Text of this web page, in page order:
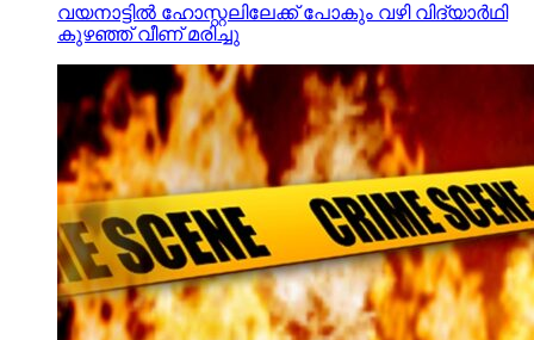
വയനാട്ടില്‍ ഹോസ്റ്റലിലേക്ക് പോകും വഴി വിദ്യാര്‍ഥി
കുഴഞ്ഞ് വീണ് മരിച്ചു